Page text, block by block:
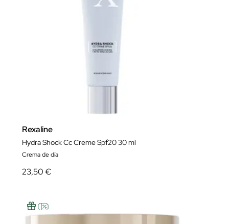
Rexaline
Hydra Shock Cc Creme Spf20 30 ml
Crema de día
23,50 €